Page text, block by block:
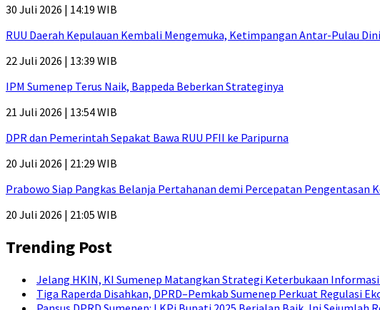
30 Juli 2026 | 14:19 WIB
RUU Daerah Kepulauan Kembali Mengemuka, Ketimpangan Antar-Pulau
22 Juli 2026 | 13:39 WIB
IPM Sumenep Terus Naik, Bappeda Beberkan Strateginya
21 Juli 2026 | 13:54 WIB
DPR dan Pemerintah Sepakat Bawa RUU PFII ke Paripurna
20 Juli 2026 | 21:29 WIB
Prabowo Siap Pangkas Belanja Pertahanan demi Percepatan Pengentasan
20 Juli 2026 | 21:05 WIB
Trending Post
Jelang HKIN, KI Sumenep Matangkan Strategi Keterbukaan
Tiga Raperda Disahkan, DPRD–Pemkab Sumenep Perkuat Regulasi